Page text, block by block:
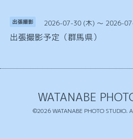
出張撮影 2026-07-30 (木) ～ 2026-
出張撮影予定（群馬県）
WATANABE
©2026WATANABE PHOTO STUDIO.